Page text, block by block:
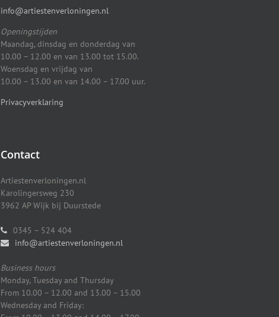
info@artiestenverloningen.nl
Openingstijden
Maandag, dinsdag en donderdag van
10.00 – 12.00 en van 13.00 tot 15.00.
Woensdag en vrijdag van
10.00 – 13.00 en van 14.00 – 17.00 uur.
Privacyverklaring
Contact
Artiestenverloningen.nl
Karolingersweg 230
3962 AP Wijk bij Duurstede
0345 – 524 404
info@artiestenverloningen.nl
Business hours
Monday, Tuesday and Thursday
From 10.00 – 12.00 and 13.00 – 15.00
Wednesday and Friday: